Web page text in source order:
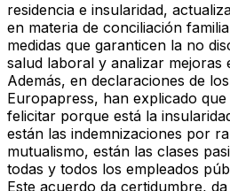
residencia e insularidad,
en materia de conciliación
medidas que garanticen la no
salud laboral y analizar mejoras
Además, en declaraciones de los
Europapress, han explicado
felicitar porque está la
están las indemnizaciones por
mutualismo, están las clases
todas y todos los empleados
Este acuerdo da certidumbre,